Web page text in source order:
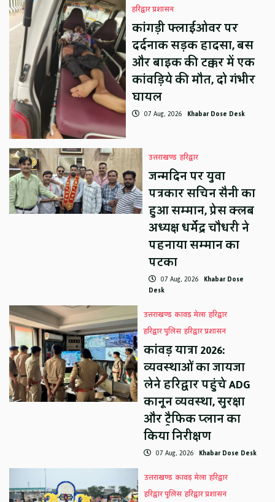
हरिद्वार प्रशासन
कांगड़ी फ्लाईओवर पर
दर्दनाक सड़क हादसा, बस
और बाइक की टक्कर में एक
कांवड़िये की मौत, दो गंभीर
घायल
07 Aug, 2026 Khabar Dose Desk
उत्तराखण्ड हरिद्वार
जन्मदिन पर युवा
पत्रकार सचिन सैनी का
हुआ सम्मान, प्रेस क्लब
अध्यक्ष धर्मेंद्र चौधरी ने
पहनाया सम्मान का
पटका
07 Aug, 2026 Khabar Dose
Desk
उत्तराखण्ड कावड़ मेला हरिद्वार
हरिद्वार पुलिस हरिद्वार प्रशासन
कांवड़ यात्रा 2026:
व्यवस्थाओं का जायजा
लेने हरिद्वार पहुंचे ADG
कानून व्यवस्था, सुरक्षा
और ट्रैफिक प्लान का
किया निरीक्षण
07 Aug, 2026 Khabar Dose Desk
उत्तराखण्ड कावड़ मेला हरिद्वार
हरिद्वार पुलिस हरिद्वार प्रशासन